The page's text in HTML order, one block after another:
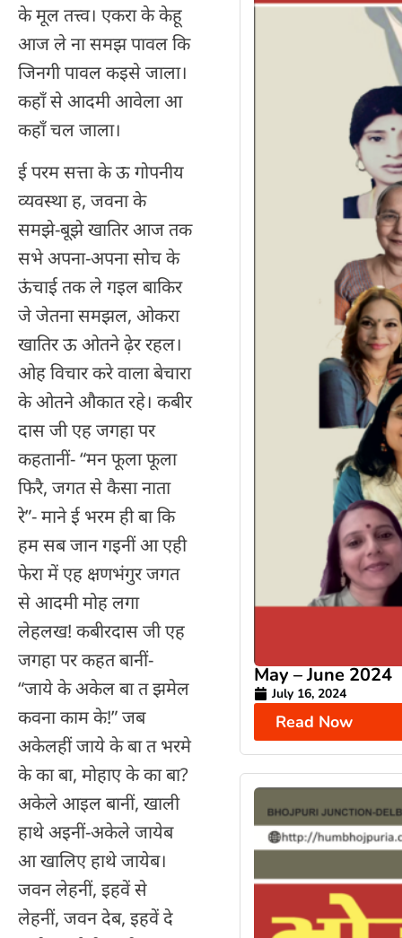
के मूल तत्त्व। एकरा के केहू
आज ले ना समझ पावल कि
जिनगी पावल कइसे जाला।
कहाँ से आदमी आवेला आ
कहाँ चल जाला।
ई परम सत्ता के ऊ गोपनीय
व्यवस्था ह, जवना के
समझे-बूझे खातिर आज तक
सभे अपना-अपना सोच के
ऊंचाई तक ले गइल बाकिर
जे जेतना समझल, ओकरा
खातिर ऊ ओतने ढ़ेर रहल।
ओह विचार करे वाला बेचारा
के ओतने औकात रहे। कबीर
दास जी एह जगहा पर
कहतानीं- “मन फूला फूला
फिरै, जगत से कैसा नाता
रे”- माने ई भरम ही बा कि
हम सब जान गइनीं आ एही
फेरा में एह क्षणभंगुर जगत
से आदमी मोह लगा
लेहलख! कबीरदास जी एह
जगहा पर कहत बानीं-
“जाये के अकेल बा त झमेल
कवना काम के!” जब
अकेलहीं जाये के बा त भरमे
के का बा, मोहाए के का बा?
अकेले आइल बानीं, खाली
हाथे अइनीं-अकेले जायेब
आ खालिए हाथे जायेब।
जवन लेहनीं, इहवें से
लेहनीं, जवन देब, इहवें दे
May – June 2024
July 16, 2024
Read Now